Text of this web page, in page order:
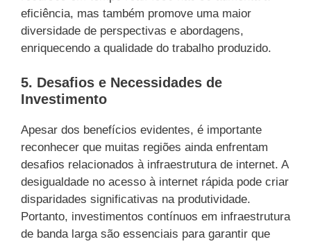
eficiência, mas também promove uma maior
diversidade de perspectivas e abordagens,
enriquecendo a qualidade do trabalho produzido.
5. Desafios e Necessidades de
Investimento
Apesar dos benefícios evidentes, é importante
reconhecer que muitas regiões ainda enfrentam
desafios relacionados à infraestrutura de internet. A
desigualdade no acesso à internet rápida pode criar
disparidades significativas na produtividade.
Portanto, investimentos contínuos em infraestrutura
de banda larga são essenciais para garantir que